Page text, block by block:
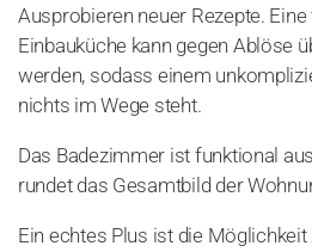
Ausprobieren neuer Rezepte.
Einbauküche kann gegen Ablöse
werden, sodass einem
nichts im Wege steht.
Das Badezimmer ist funktional
rundet das Gesamtbild der
Ein echtes Plus ist die